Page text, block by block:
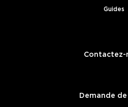
Guides
Contactez-
Demande